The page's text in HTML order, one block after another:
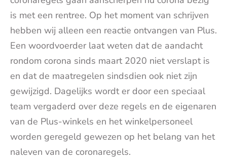
is met een rentree. Op het moment van schrijven
hebben wij alleen een reactie ontvangen van Plus.
Een woordvoerder laat weten dat de aandacht
rondom corona sinds maart 2020 niet verslapt is
en dat de maatregelen sindsdien ook niet zijn
gewijzigd. Dagelijks wordt er door een speciaal
team vergaderd over deze regels en de eigenaren
van de Plus-winkels en het winkelpersoneel
worden geregeld gewezen op het belang van het
naleven van de coronaregels.